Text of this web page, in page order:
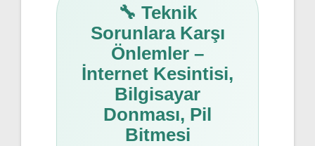
🔧 Teknik
Sorunlara Karşı
Önlemler –
İnternet Kesintisi,
Bilgisayar
Donması, Pil
Bitmesi